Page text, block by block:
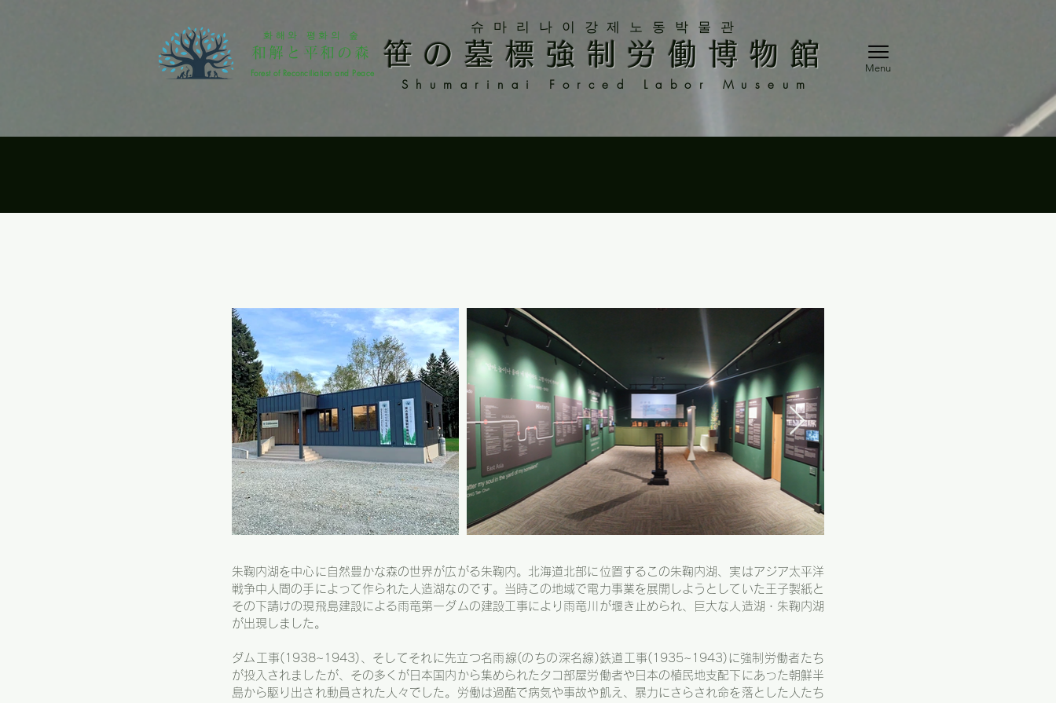
화해와 평화의 숲
和解と平和の森
Forest of Reconciliation and Peace
슈마리나이강제노동박물관
笹の墓標強制労働博物館
Shumarinai Forced Labor Museum
Menu
朱鞠内湖を中心に自然豊かな森の世界が広がる朱鞠内。北海道北部に位置するこの朱鞠内湖、実はアジア太平洋
戦争中人間の手によって作られた人造湖なのです。当時この地域で電力事業を展開しようとしていた王子製紙と
その下請けの現飛島建設による雨竜第一ダムの建設工事により雨竜川が堰き止められ、巨大な人造湖・朱鞠内湖
が出現しました。
ダム工事(1938~1943)、そしてそれに先立つ名雨線(のちの深名線)鉄道工事(1935~1943)に強制労働者たち
が投入されましたが、その多くが日本国内から集められたタコ部屋労働者や日本の植民地支配下にあった朝鮮半
島から駆り出され動員された人々でした。労働は過酷で病気や事故や飢え、暴力にさらされ命を落とした人たち